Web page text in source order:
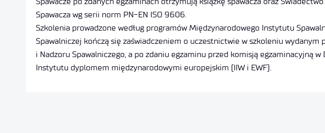
Spawacza wg serii norm PN-EN ISO 9606.
Szkolenia prowadzone według programów Międzynarodowego Instytutu
Spawalniczej kończą się zaświadczeniem o uczestnictwie w szkoleniu wydanym
i Nadzoru Spawalniczego, a po zdaniu egzaminu przed komisją egzaminacyjną w
Instytutu dyplomem międzynarodowymi europejskim (IIW i EWF).